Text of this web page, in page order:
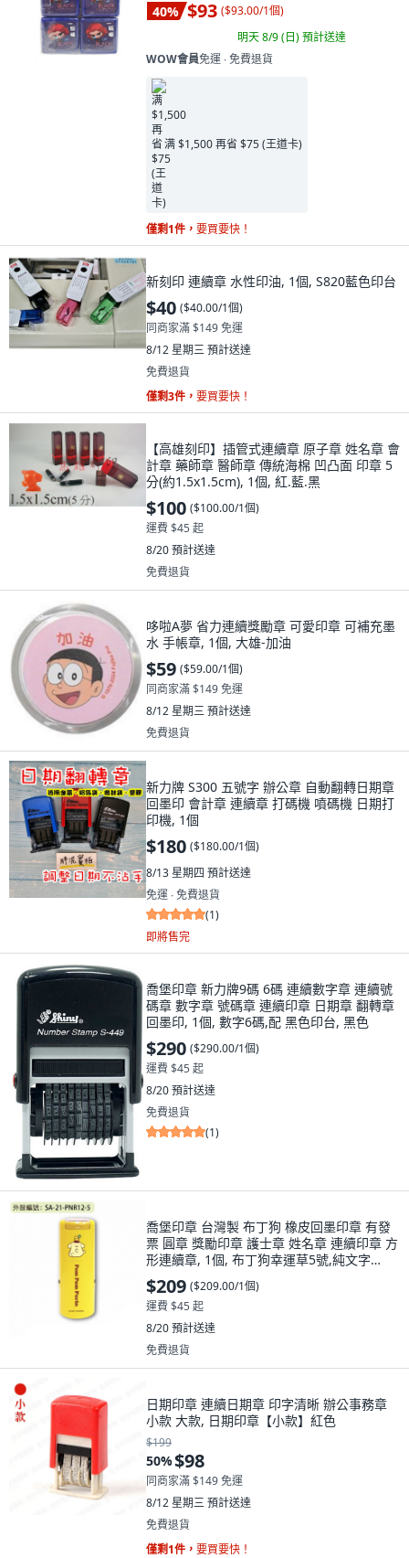
40% $93 ($93.00/1個)
明天 8/9 (日)預計送達
WOW會員免運 ∙ 免費退貨
满 $1,500 再省 $75 (王道卡)
僅剩1件， 要買要快！
新刻印 連續章 水性印油, 1個, S820藍色印台
$40 ($40.00/1個)
同商家滿 $149 免運
8/12 星期三預計送達
免費退貨
僅剩3件， 要買要快！
【高雄刻印】插管式連續章 原子章 姓名章 會
計章 藥師章 醫師章 傳統海棉 凹凸面 印章 5
分(約1.5x1.5cm), 1個, 紅.藍.黑
$100 ($100.00/1個)
運費 $45 起
8/20預計送達
免費退貨
哆啦A夢 省力連續獎勵章 可愛印章 可補充墨
水 手帳章, 1個, 大雄-加油
$59 ($59.00/1個)
同商家滿 $149 免運
8/12 星期三預計送達
免費退貨
新力牌 S300 五號字 辦公章 自動翻轉日期章
回墨印 會計章 連續章 打碼機 噴碼機 日期打
印機, 1個
$180 ($180.00/1個)
8/13 星期四 預計送達
免運 ∙ 免費退貨
(1)
即將售完
喬堡印章 新力牌9碼 6碼 連續數字章 連續號
碼章 數字章 號碼章 連續印章 日期章 翻轉章
回墨印, 1個, 數字6碼,配 黑色印台, 黑色
$290 ($290.00/1個)
運費 $45 起
8/20預計送達
免費退貨
(1)
喬堡印章 台灣製 布丁狗 橡皮回墨印章 有發
票 圓章 獎勵印章 護士章 姓名章 連續印章 方
形連續章, 1個, 布丁狗幸運草5號,純文字
0.5x1公分無框(四個字以內
$209 ($209.00/1個)
運費 $45 起
8/20預計送達
免費退貨
日期印章 連續日期章 印字清晰 辦公事務章
小款 大款, 日期印章【小款】紅色
$199
50%$98
同商家滿 $149 免運
8/12 星期三預計送達
免費退貨
僅剩1件， 要買要快！